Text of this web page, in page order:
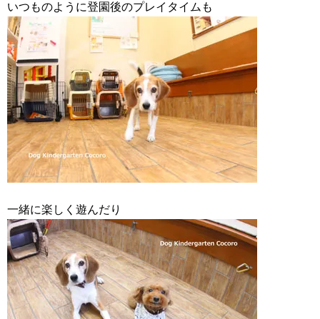
いつものように登園後のプレイタイムも
一緒に楽しく遊んだり